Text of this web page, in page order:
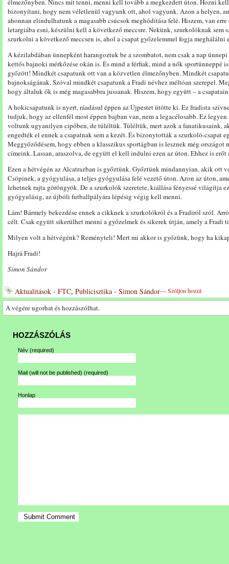
élmezőnyben. Nincs mit tenni, menni kell tovább a megkezdett úton. Hozni kell
bizonyítani, hogy nem véletlenül vagyunk ott, ahol vagyunk. Azon a helyen,
ahonnan elindulhatunk a magasabb csúcsok meghódítása felé. Hiszem, van
letargiába esni, készülni kell a következő meccsre. Nekünk, szurkolóknak sem
szurkolni a következő meccsen is, ahol a csapat győzelemmel fogja meghálálni
A kézilabdában ünnepként harangoztuk be a szombatot, nem csak a nap
kettős bajnoki mérkőzése okán is. És mind a férfiak, mind a nők sportünneppé
győzött! Mindkét csapatunk ott van a közvetlen élmezőnyben. Mindkét
bajnokságának. Szóval mindkét csapatunk a Fradi névhez méltóan szerepel.
hogy általuk ők is még magasabbra jussanak. Hiszem, hogy együtt – a
A hokicsapatunk is nyert, ráadásul éppen az Újpestet ütötte ki. Ez fradista
tudjuk, hogy az ellenfél most éppen bajban van, nem a legacélosabb. Ez
voltunk ugyanilyen cipőben, de túléltük. Túléltük, mert azok a fanatikusaink,
engedték el ennek a csapatnak sem a kezét. És bizonytották a szurkoló-csapat
Meggyőződésem, hogy ebben a klasszikus sportágban is lesznek még
címeink. Lassan, araszolva, de együtt el kell indulni ezen az úton. Ehhez is
Ezen a hétvégén az Alcatrazban is győztünk. Győztünk mindannyian, akik ott
Csöpinek, a gyógyulása, a teljes gyógyulása felé vezető úton. Azon az úton,
lehetnek rajta göröngyök. De a szurkolók szeretete, kiállása fényessé világítja
gyógyulásig, az újbóli futballpályára lépésig végig kell menni.
Lám! Bármely bekezdése ennek a cikknek a szurkolókról és a Fradiról szól.
célt. Csak együtt sikerülhet menni a győzelmek és sikerek útján, amely a
Milyen volt a hétvégénk? Reményteli! Mert mi akkor is győzünk, hogy ha
Hajrá Fradi!
Simon Sándor
Aktualitások - FTC, Publicisztika - Simon Sándor---Szóljon hozzá
A végére ugorhat és hozzászólhat.
HOZZÁSZÓLÁS
Név (required)
Mail (will not be published) (required)
Honlap